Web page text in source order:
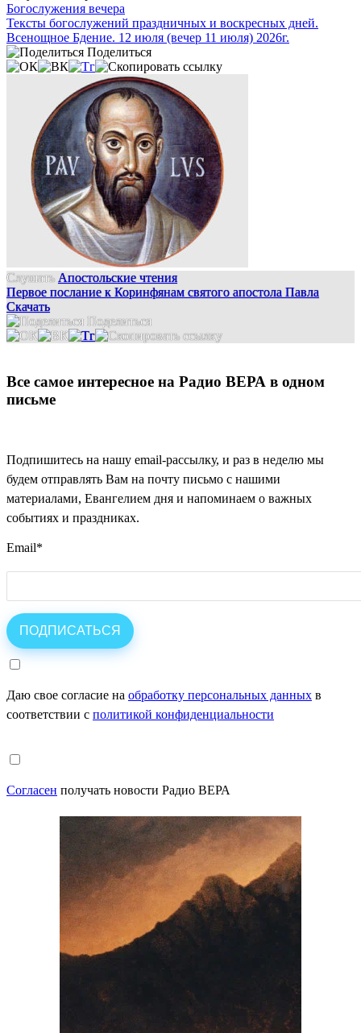
Богослужения вечера
Тексты богослужений праздничных и воскресных дней.
Всенощное Бдение. 12 июля (вечер 11 июля) 2026г.
Поделиться
Слушать Апостольские чтения
Первое послание к Коринфянам святого апостола Павла
Скачать
Поделиться
Все самое интересное на Радио ВЕРА в одном
письме
Подпишитесь на нашу email-рассылку, и раз в неделю мы
будем отправлять Вам на почту письмо с нашими
материалами, Евангелием дня и напоминаем о важных
событиях и праздниках.
Email*
Даю свое согласие на обработку персональных данных в
соответствии с политикой конфиденциальности
Согласен получать новости Радио ВЕРА